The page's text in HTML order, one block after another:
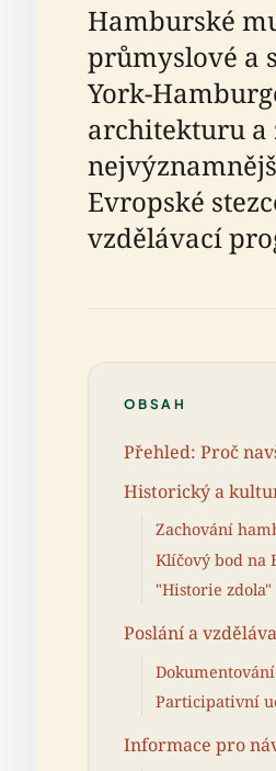
Hamburské
průmyslové a
York-
architekturu a
Evropské
vzdělávací
OBSAH
Přehled: Proč
Historický a
Zachování
Klíčový bod na
"Historie
Poslání a
Participativní
Informace pro